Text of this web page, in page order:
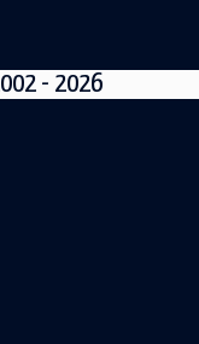
- 2026